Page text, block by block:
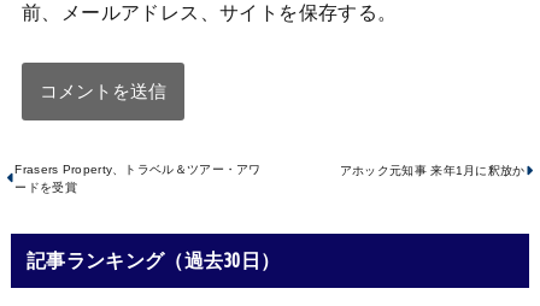
前、メールアドレス、サイトを保存する。
Frasers Property、トラベル＆ツアー・アワ
ードを受賞
アホック元知事 来年1月に釈放か
記事ランキング（過去30日）